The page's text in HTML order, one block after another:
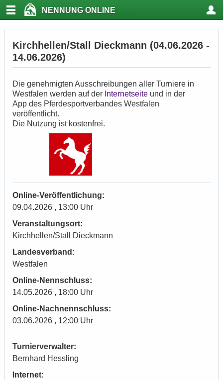
NENNUNG ONLINE
Kirchhellen/Stall Dieckmann (04.06.2026 -
14.06.2026)
Die genehmigten Ausschreibungen aller Turniere in
Westfalen werden auf der Internetseite und in der
App des Pferdesportverbandes Westfalen
veröffentlicht.
Die Nutzung ist kostenfrei.
Online-Veröffentlichung:
09.04.2026 , 13:00 Uhr
Veranstaltungsort:
Kirchhellen/Stall Dieckmann
Landesverband:
Westfalen
Online-Nennschluss:
14.05.2026 , 18:00 Uhr
Online-Nachnennschluss:
03.06.2026 , 12:00 Uhr
Turnierverwalter:
Bernhard Hessling
Internet: